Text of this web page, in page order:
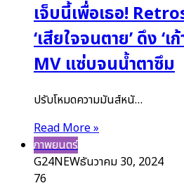
เจ็บนี้เพื่อเธอ!
‘เสียใจจนตาย’ ดึง ‘
MV แซ่บจนน้ำตาซึม
ปรับโหมดความมันส์หนั…
Read More »
ภาพยนตร์
G24NEWธันวาคม 30, 2024
76